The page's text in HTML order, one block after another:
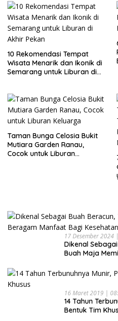
10 Rekomendasi Tempat
Wisata Menarik dan Ikonik di
Semarang untuk Liburan di
Taman Bunga Celosia Bukit
Mutiara Garden Ranau,
Cocok untuk Liburan
17 Desember 2024
Dikenal
Buah Maja
16 Maret 2019 |
14 Tahun
Bentuk Tim